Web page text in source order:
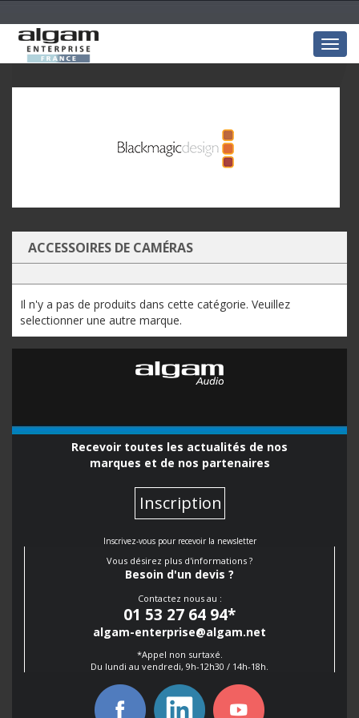
ACCESSOIRES DE CAMÉRAS
Il n'y a pas de produits dans cette catégorie. Veuillez
selectionner une autre marque.
Recevoir toutes les actualités de nos
marques et de nos partenaires
Inscription
Inscrivez-vous pour recevoir la newsletter
Vous désirez plus d'informations ?
Besoin d'un devis ?
Contactez nous au :
01 53 27 64 94*
algam-enterprise@algam.net
*Appel non surtaxé.
Du lundi au vendredi, 9h-12h30 / 14h-18h.